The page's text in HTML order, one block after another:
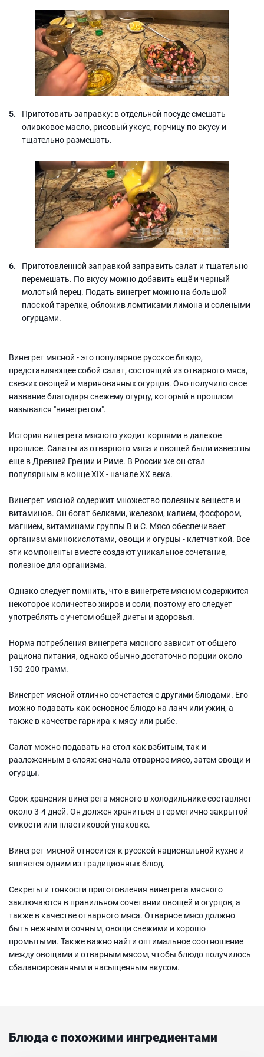
Приготовить заправку: в отдельной посуде смешать
оливковое масло, рисовый уксус, горчицу по вкусу и
тщательно размешать.
Приготовленной заправкой заправить салат и тщательно
перемешать. По вкусу можно добавить ещё и черный
молотый перец. Подать винегрет можно на большой
плоской тарелке, обложив ломтиками лимона и солеными
огурцами.
Винегрет мясной - это популярное русское блюдо,
представляющее собой салат, состоящий из отварного мяса,
свежих овощей и маринованных огурцов. Оно получило свое
название благодаря свежему огурцу, который в прошлом
назывался "винегретом".
История винегрета мясного уходит корнями в далекое
прошлое. Салаты из отварного мяса и овощей были известны
еще в Древней Греции и Риме. В России же он стал
популярным в конце XIX - начале XX века.
Винегрет мясной содержит множество полезных веществ и
витаминов. Он богат белками, железом, калием, фосфором,
магнием, витаминами группы В и С. Мясо обеспечивает
организм аминокислотами, овощи и огурцы - клетчаткой. Все
эти компоненты вместе создают уникальное сочетание,
полезное для организма.
Однако следует помнить, что в винегрете мясном содержится
некоторое количество жиров и соли, поэтому его следует
употреблять с учетом общей диеты и здоровья.
Норма потребления винегрета мясного зависит от общего
рациона питания, однако обычно достаточно порции около
150-200 грамм.
Винегрет мясной отлично сочетается с другими блюдами. Его
можно подавать как основное блюдо на ланч или ужин, а
также в качестве гарнира к мясу или рыбе.
Салат можно подавать на стол как взбитым, так и
разложенным в слоях: сначала отварное мясо, затем овощи и
огурцы.
Срок хранения винегрета мясного в холодильнике составляет
около 3-4 дней. Он должен храниться в герметично закрытой
емкости или пластиковой упаковке.
Винегрет мясной относится к русской национальной кухне и
является одним из традиционных блюд.
Секреты и тонкости приготовления винегрета мясного
заключаются в правильном сочетании овощей и огурцов, а
также в качестве отварного мяса. Отварное мясо должно
быть нежным и сочным, овощи свежими и хорошо
промытыми. Также важно найти оптимальное соотношение
между овощами и отварным мясом, чтобы блюдо получилось
сбалансированным и насыщенным вкусом.
Блюда с похожими ингредиентами